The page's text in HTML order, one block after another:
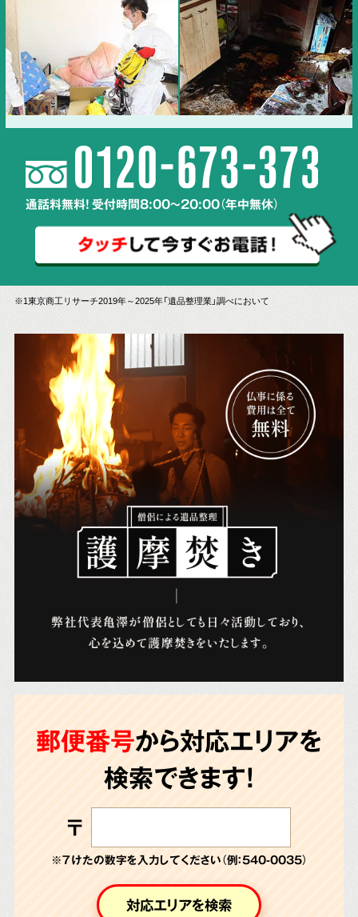
通話料無料! 受付時間8:00～20:00（年中無休）
※1東京商工リサーチ2019年～2025年「遺品整理業」調べにおいて
郵便番号から対応エリアを
検索できます!
〒
※７けたの数字を入力してください（例：540-0035）
対応エリアを検索